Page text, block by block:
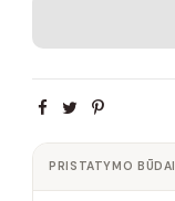
PRISTATYMO BŪDAI